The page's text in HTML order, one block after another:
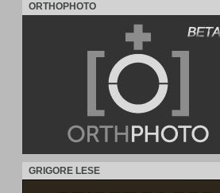
ORTHOPHOTO
GRIGORE LESE